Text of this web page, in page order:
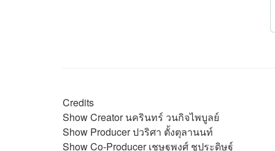
Credits
Show Creator นครินทร์ วนกิจไพบูลย์
Show Producerปวริศา ตั้งตุลานนท์
Show Co-Producerเชษฐพงศ์ ชูประดิษฐ์